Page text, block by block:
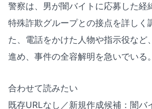
警察は、男が闇バイトに応募した経
特殊詐欺グループとの接点を詳しく
た、電話をかけた人物や指示役など
進め、事件の全容解明を急いでいる。
合わせて読みたい
既存URLなし／新規作成候補：闇バ